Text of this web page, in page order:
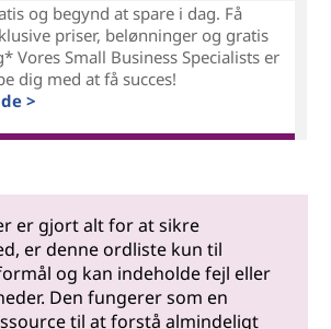
og begynd at spare i dag. Få
priser, belønninger og gratis
Vores Small Business Specialists er
dig med at få succes!
>
er gjort alt for at sikre
er denne ordliste kun til
og kan indeholde fejl eller
Den fungerer som en
til at forstå almindeligt